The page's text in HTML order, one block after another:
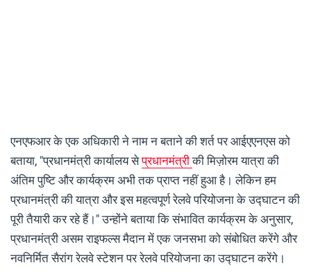
एनएफआर के एक अधिकारी ने नाम न बताने की शर्त पर आईएएनएस को
बताया, "प्रधानमंत्री कार्यालय सेप्रधानमंत्रीकी मिज़ोरम यात्रा की
अंतिम पुष्टि और कार्यक्रम अभी तक प्राप्त नहीं हुआ है। लेकिन हम
प्रधानमंत्री की यात्रा और इस महत्वपूर्ण रेलवे परियोजना के उद्घाटन की
पूरी तैयारी कर रहे हैं।" उन्होंने बताया कि संभावित कार्यक्रम के अनुसार,
प्रधानमंत्री असम राइफल्स मैदान में एक जनसभा को संबोधित करेंगे और
नवनिर्मित सैरांग रेलवे स्टेशन पर रेलवे परियोजना का उद्घाटन करेंगे।